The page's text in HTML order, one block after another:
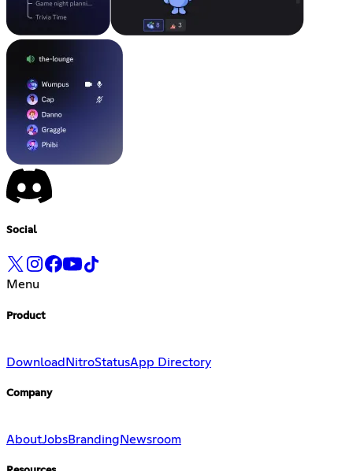
Social
Menu
Product
Download NitroStatusApp Directory
Company
AboutJobsBranding Newsroom